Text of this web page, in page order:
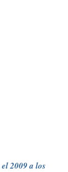
2009 a los